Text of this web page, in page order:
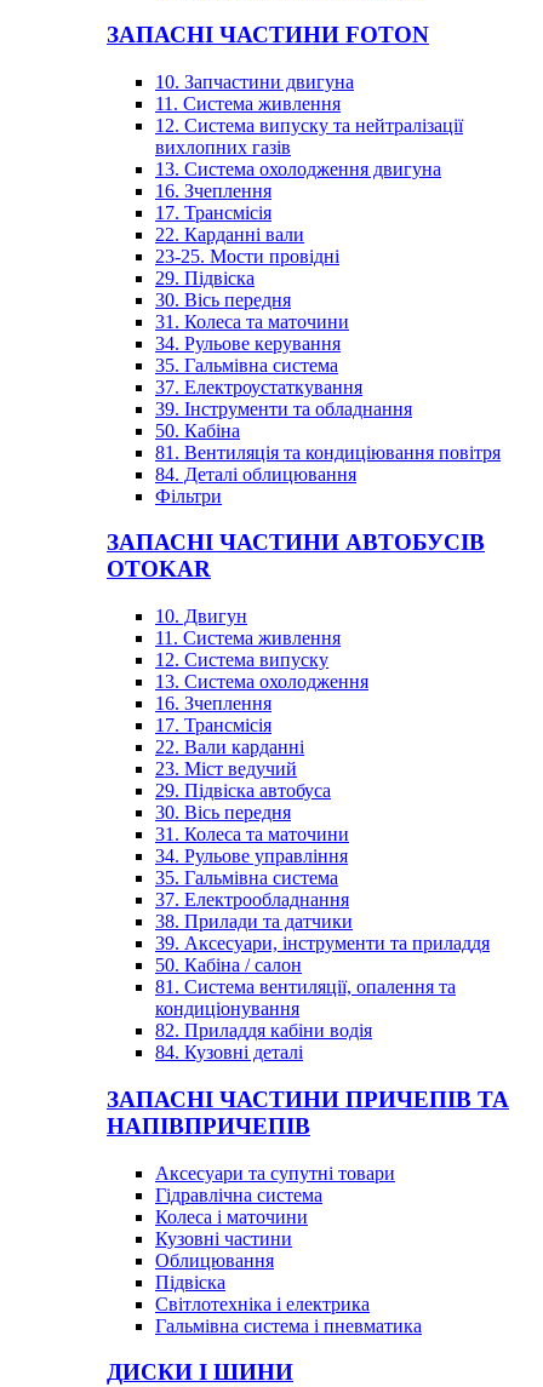
ЗАПАСНІ ЧАСТИНИ FOTON
10. Запчастини двигуна
11. Система живлення
12. Система випуску та нейтралізації
вихлопних газів
13. Система охолодження двигуна
16. Зчеплення
17. Трансмісія
22. Карданні вали
23-25. Мости провідні
29. Підвіска
30. Вісь передня
31. Колеса та маточини
34. Рульове керування
35. Гальмівна система
37. Електроустаткування
39. Інструменти та обладнання
50. Кабіна
81. Вентиляція та кондиціювання повітря
84. Деталі облицювання
Фільтри
ЗАПАСНІ ЧАСТИНИ АВТОБУСІВ
OTOKAR
10. Двигун
11. Система живлення
12. Система випуску
13. Система охолодження
16. Зчеплення
17. Трансмісія
22. Вали карданні
23. Міст ведучий
29. Підвіска автобуса
30. Вісь передня
31. Колеса та маточини
34. Рульове управління
35. Гальмівна система
37. Електрообладнання
38. Прилади та датчики
39. Аксесуари, інструменти та приладдя
50. Кабіна / салон
81. Система вентиляції, опалення та
кондиціонування
82. Приладдя кабіни водія
84. Кузовні деталі
ЗАПАСНІ ЧАСТИНИ ПРИЧЕПІВ ТА
НАПІВПРИЧЕПІВ
Аксесуари та супутні товари
Гідравлічна система
Колеса і маточини
Кузовні частини
Облицювання
Підвіска
Світлотехніка і електрика
Гальмівна система і пневматика
ДИСКИ І ШИНИ